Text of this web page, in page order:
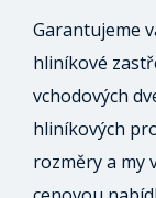
Garantujeme
hliníkové
vchodových
hliníkových
rozměry a my